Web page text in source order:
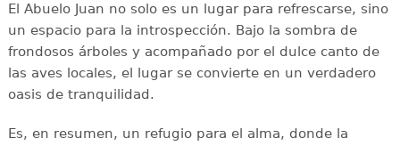
El Abuelo Juan no solo es un lugar para refrescarse, sino
un espacio para la introspección. Bajo la sombra de
frondosos árboles y acompañado por el dulce canto de
las aves locales, el lugar se convierte en un verdadero
oasis de tranquilidad.
Es, en resumen, un refugio para el alma, donde la